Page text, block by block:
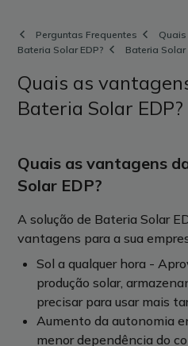
Perguntas Frequentes
Bateria Solar EDP?
Bateria Solar
Quais as
Bateria Solar EDP?
Quais as vantagens
Solar EDP?
A solução de Bateria Solar
vantagens para a sua
Sol a qualquer hora -
produção solar,
precisar para usar mais
Aumento da autonomia
menor dependência do